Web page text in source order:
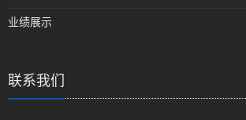
业绩展示
联系我们